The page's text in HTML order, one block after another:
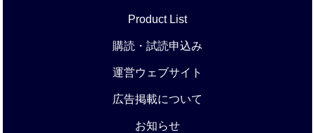
Product List
購読・試読申込み
運営ウェブサイト
広告掲載について
お知らせ